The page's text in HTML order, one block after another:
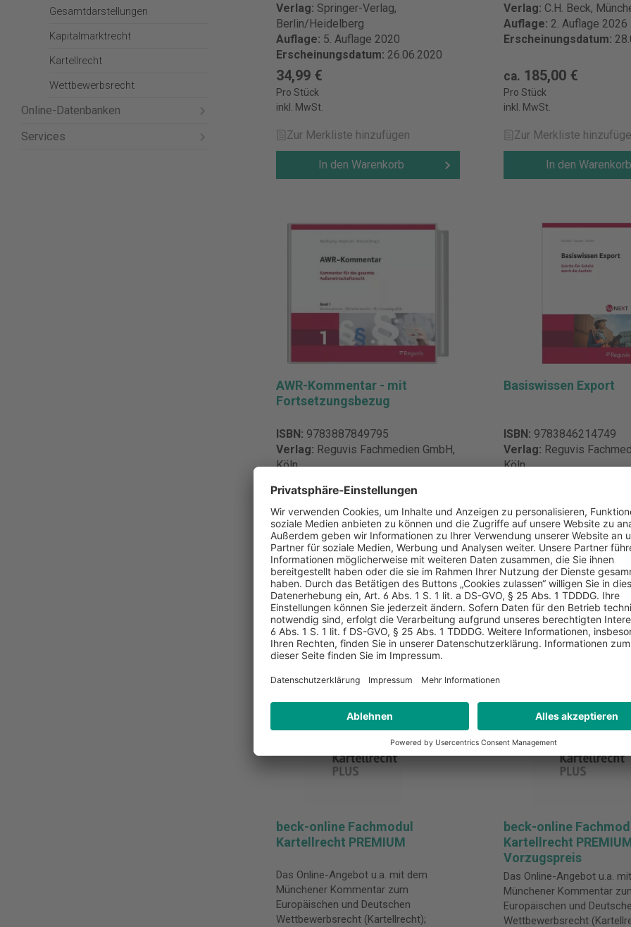
Gesamtdarstellungen
Kapitalmarktrecht
Kartellrecht
Wettbewerbsrecht
Online-Datenbanken
Services
Verlag: Springer-Verlag,
Berlin/Heidelberg
Auflage: 5. Auflage 2020
Erscheinungsdatum: 26.06.2020
34,99 €
Pro Stück
inkl. MwSt.
Zur Merkliste hinzufügen
In den Warenkorb
Verlag: C.H. Beck,
Auflage: 2. Auflage 2026
Erscheinungsdatum:
ca. 185,00 €
Pro Stück
inkl. MwSt.
Zur Merkliste
In den Warenkorb
AWR-Kommentar - mit
Fortsetzungsbezug
ISBN: 9783887849795
Verlag: Reguvis Fachmedien GmbH,
Köln
Einbandart:Loseblattwerk
220,00 €
Pro Stück
inkl. MwSt.
Zur Merkliste hinzufügen
In den Warenkorb
Basiswissen Export
ISBN: 9783846214749
Verlag: Reguvis
Köln
52,00 €
Pro Stück
inkl. MwSt.
Zur Merkliste
In den Warenkorb
beck-online Fachmodul
Kartellrecht PREMIUM
Das Online-Angebot u.a. mit dem
Münchener Kommentar zum
Europäischen und Deutschen
Wettbewerbsrecht (Kartellrecht);
beck-online
Kartellrecht
Vorzugspreis
Das Online-Angebot u.a.
Münchener Kommentar
Europäischen und
Wettbewerbsrecht